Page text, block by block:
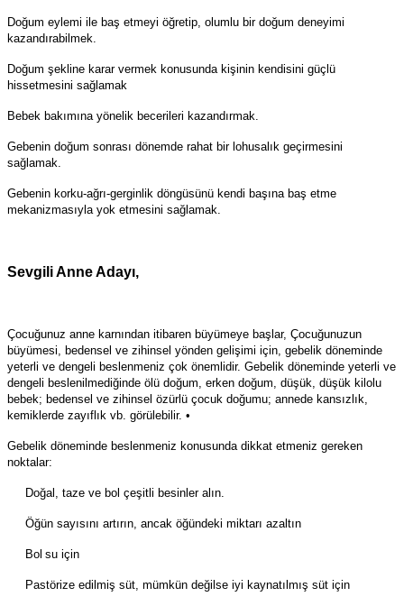
Doğum eylemi ile baş etmeyi öğretip, olumlu bir doğum deneyimi
kazandırabilmek.
Doğum şekline karar vermek konusunda kişinin kendisini güçlü
hissetmesini sağlamak
Bebek bakımına yönelik becerileri kazandırmak.
Gebenin doğum sonrası dönemde rahat bir lohusalık geçirmesini
sağlamak.
Gebenin korku-ağrı-gerginlik döngüsünü kendi başına baş etme
mekanizmasıyla yok etmesini sağlamak.
Sevgili Anne Adayı,
Çocuğunuz anne karnından itibaren büyümeye başlar, Çocuğunuzun
büyümesi, bedensel ve zihinsel yönden gelişimi için, gebelik döneminde
yeterli ve dengeli beslenmeniz çok önemlidir. Gebelik döneminde yeterli ve
dengeli beslenilmediğinde ölü doğum, erken doğum, düşük, düşük kilolu
bebek; bedensel ve zihinsel özürlü çocuk doğumu; annede kansızlık,
kemiklerde zayıflık vb. görülebilir. •
Gebelik döneminde beslenmeniz konusunda dikkat etmeniz gereken
noktalar:
Doğal, taze ve bol çeşitli besinler alın.
Öğün sayısını artırın, ancak öğündeki miktarı azaltın
Bol su için
Pastörize edilmiş süt, mümkün değilse iyi kaynatılmış süt için